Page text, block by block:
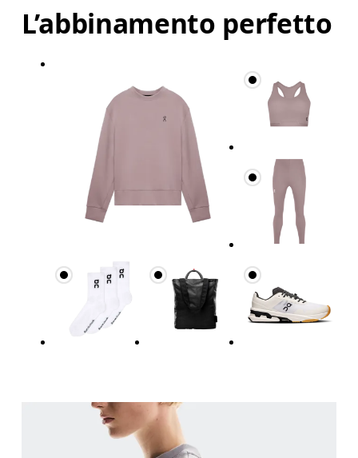
Circonferenza seno
Misura la parte più ampia del petto da un
Misura il girovita nel punto più stretto (in
Misura la parte più ampia dei fianchi da un
L’abbinamento perfetto